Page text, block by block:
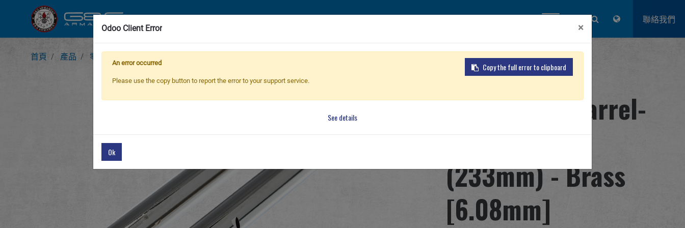
新產品 步槍 手槍 零件 & 配件 BB 彈 射擊訓練系列 全球經銷 品牌優勢 關於怪怪 登入 聯絡我們
首頁 產品 零件 & 配件
Extra Inner Barrel-
(233mm) - Brass
[6.08mm]
Odoo Client Error ×
Copy the full error to clipboard
An error occurred
Please use the copy button to report the error to your support service.
See details
Ok